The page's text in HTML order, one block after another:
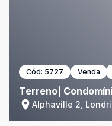
Cód: 5727 Venda
Terreno|
Alphaville 2,